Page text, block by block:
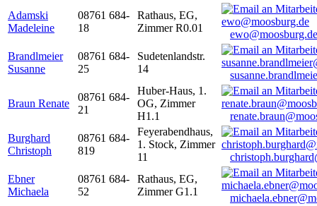
Adamski
Madeleine
08761 684-
18
Rathaus, EG,
Zimmer R0.01
ewo@moosburg.de
Brandlmeier
Susanne
08761 684-
25
Sudetenlandstr.
14
Braun Renate
08761 684-
21
Huber-Haus, 1.
OG, Zimmer
H1.1
Burghard
Christoph
08761 684-
819
Feyerabendhaus,
1. Stock, Zimmer
11
Ebner
Michaela
08761 684-
52
Rathaus, EG,
Zimmer G1.1